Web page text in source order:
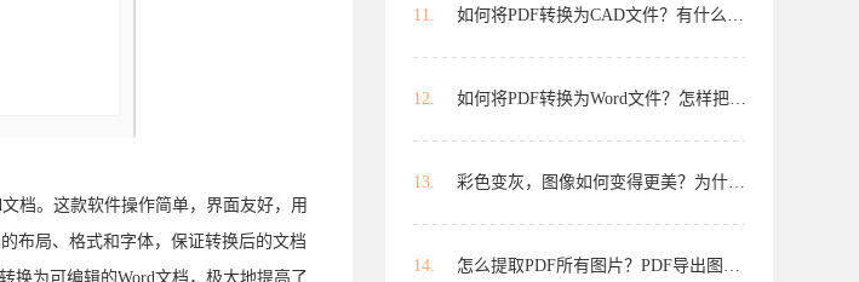
档。这款软件操作简单，界面友好，用
布局、格式和字体，保证转换后的文档
换为可编辑的Word文档，极大地提高了
11. 如何将PDF转换为CAD文件？有什么方...
12. 如何将PDF转换为Word文件？怎样把P...
13. 彩色变灰，图像如何变得更美？为什么...
14. 怎么提取PDF所有图片？PDF导出图片...